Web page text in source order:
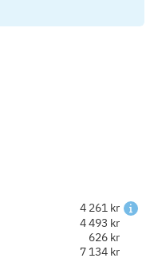
4 261 kr
4 493 kr
626 kr
7 134 kr